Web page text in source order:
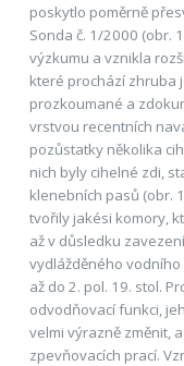
poskytlo poměrně
Sonda č. 1/2000 (obr.
výzkumu a vznikla
které prochází zhruba
prozkoumané a
vrstvou recentních
pozůstatky několika
nich byly cihelné zdi,
klenebních pasů (obr.
tvořily jakési komory,
až v důsledku
vydlážděného
až do 2. pol. 19. stol.
odvodňovací funkci,
velmi výrazně změnit,
zpevňovacích prací.